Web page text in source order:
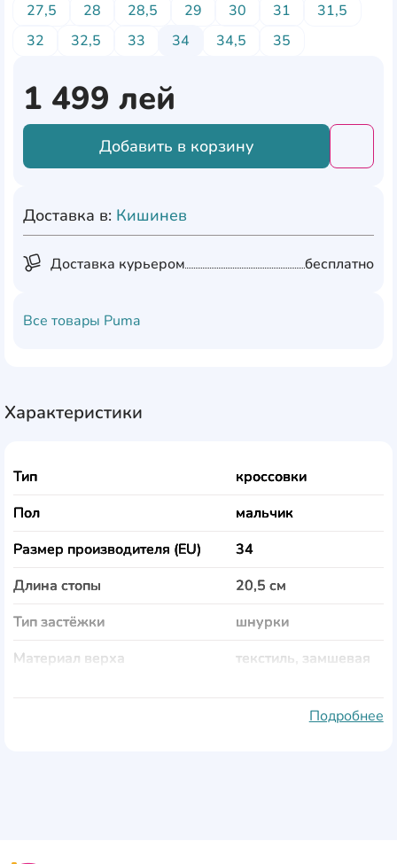
27,5
28 28,5 29 30 31
31,5
32
32,5 33 34 34,5 35
1 499 лей
Добавить в корзину
Доставка в: Кишинев
Доставка курьером бесплатно
Все товары Puma
Характеристики
Тип
кроссовки
Пол
мальчик
Размер производителя (EU)
34
Длина стопы
20,5 см
Тип застёжки
шнурки
Материал верха
текстиль, замшевая
Подробнее